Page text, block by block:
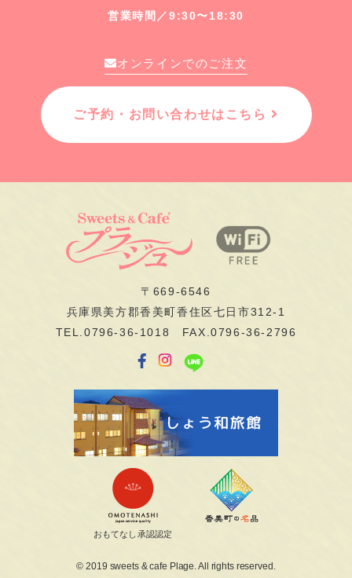
営業時間／9:30〜18:30
オンラインでのご注文
ご予約・お問い合わせはこちら
〒669-6546
兵庫県美方郡香美町香住区七日市312-1
TEL.0796-36-1018 FAX.0796-36-2796
おもてなし承認認定
© 2019 sweets & cafe Plage. All rights reserved.